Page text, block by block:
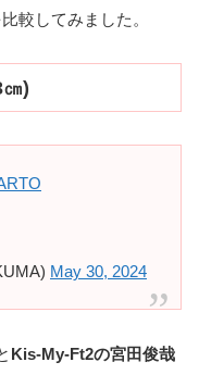
較してみました。
)
May 30, 2024
Kis-My-Ft2の宮田俊哉